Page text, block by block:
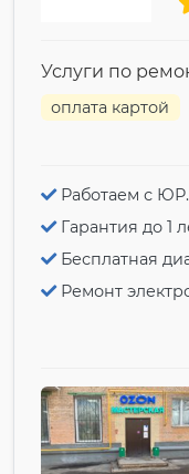
Услуги по
оплата картой
Работаем с
Гарантия до 1
Бесплатная
Ремонт